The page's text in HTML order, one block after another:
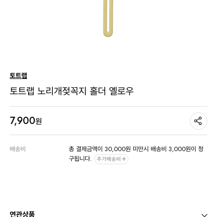
토트랩
토트랩 노리개젖꼭지 홀더 옐로우
7,900원
배송비
총 결제금액이 30,000원 미만시 배송비 3,000원이 청
구됩니다.
추가배송비
연관상품